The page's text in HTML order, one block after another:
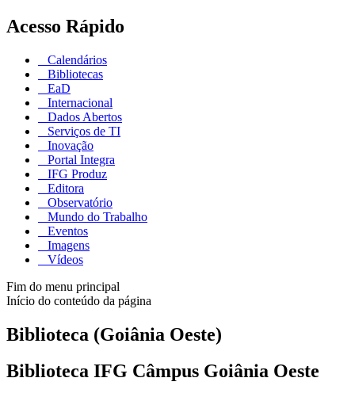
Acesso Rápido
Calendários
Bibliotecas
EaD
Internacional
Dados Abertos
Serviços de TI
Inovação
Portal Integra
IFG Produz
Editora
Observatório
Mundo do Trabalho
Eventos
Imagens
Vídeos
Fim do menu principal
Início do conteúdo da página
Biblioteca (Goiânia Oeste)
Biblioteca IFG Câmpus Goiânia Oeste